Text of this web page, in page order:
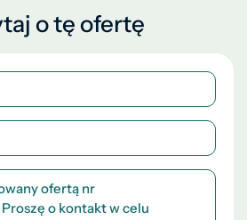
o tę ofertę